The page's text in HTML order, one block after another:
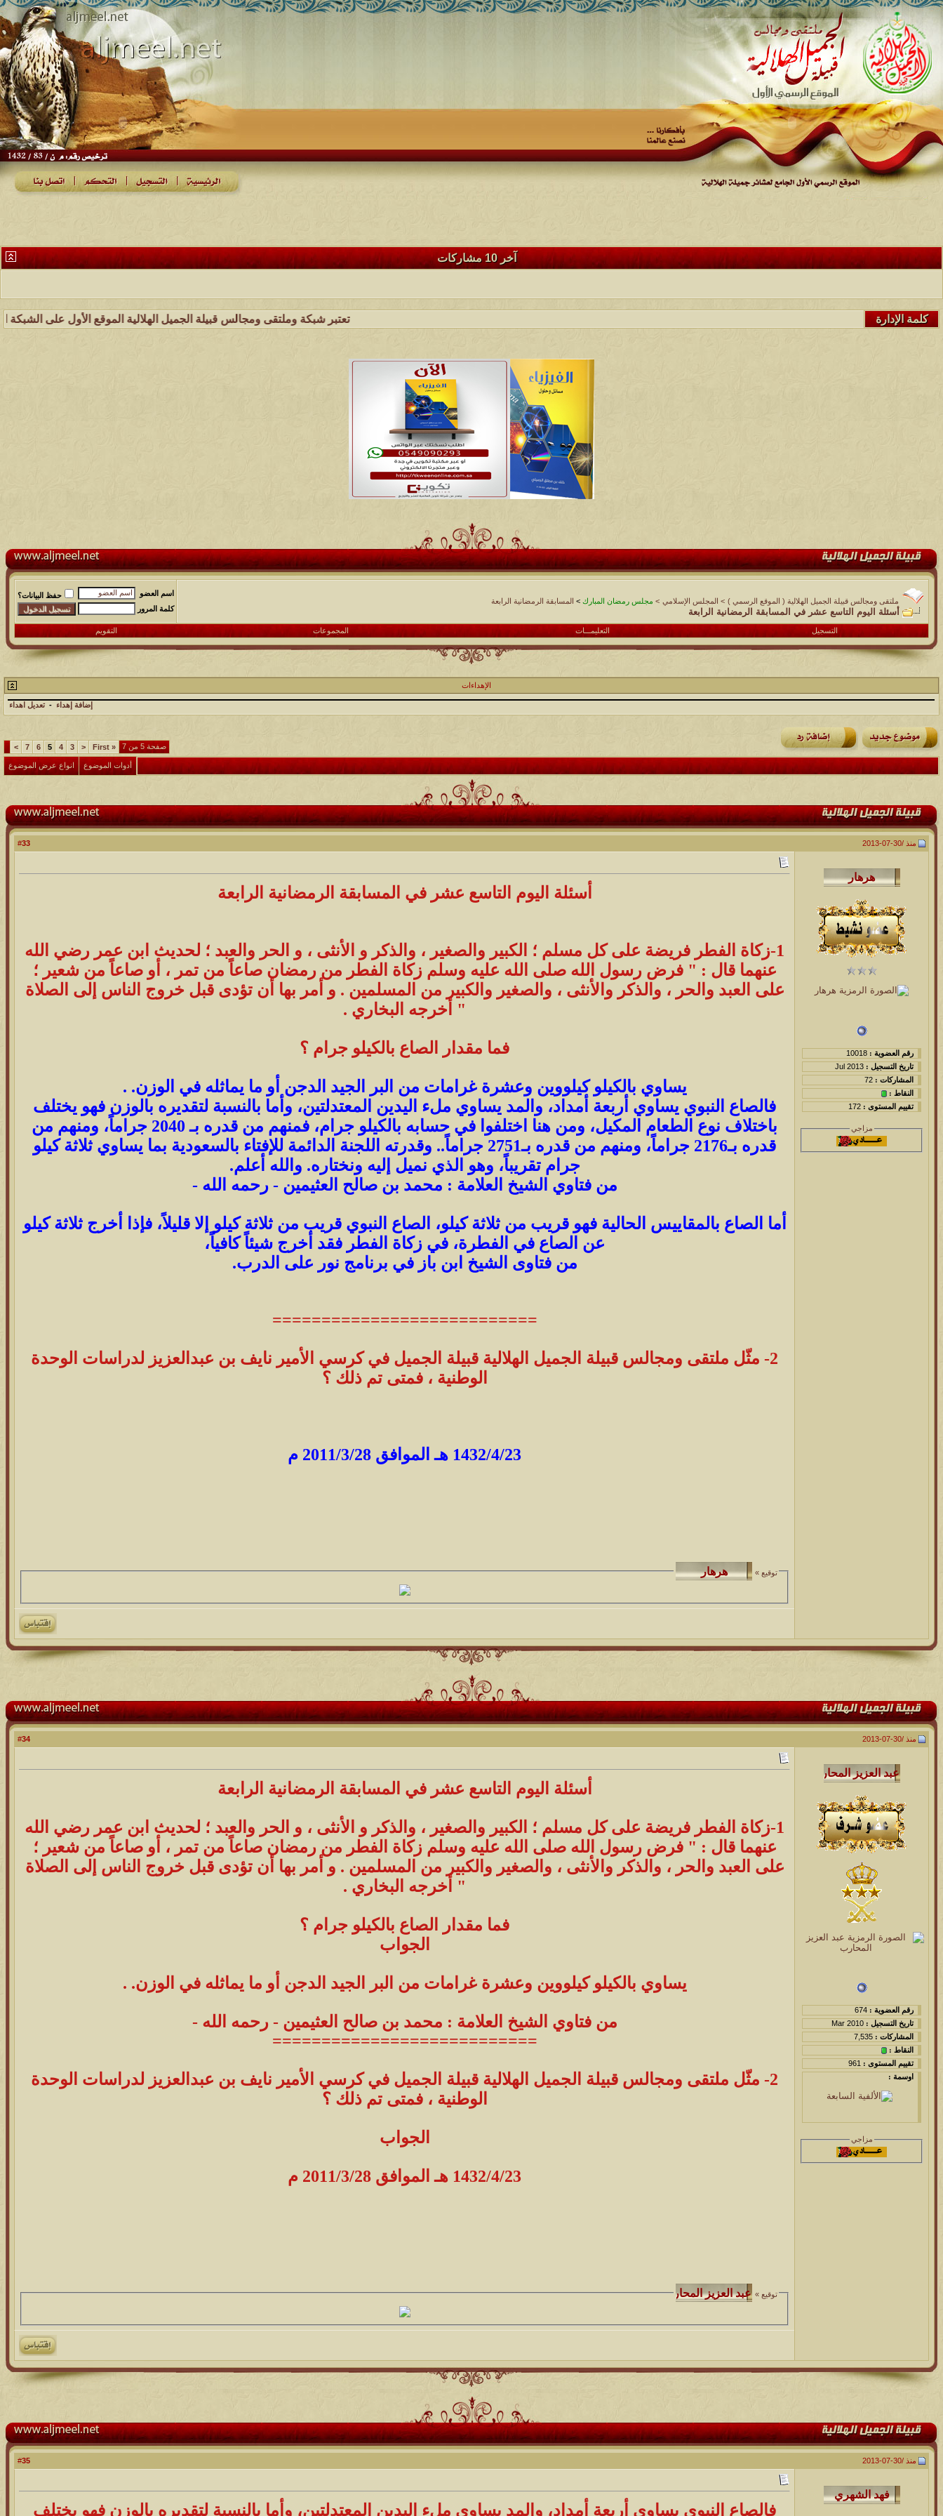
آخر 10 مشاركات
تعتبر شبكة وملتقى ومجالس قبيلة الجميل الهلالية الموقع الأول على الشبكة العنكبوتية كلمة الإدارة
ملتقى ومجالس قبيلة الجميل الهلالية ( الموقع الرسمي ) > المجلس الإسلامي > مجلس رمضان المبارك > المسابقة الرمضانية الرابعة
أسئلة اليوم التاسع عشر في المسابقة الرمضانية الرابعة
اسم العضو
حفظ البيانات؟
كلمة المرور
التسجيل التعليمـــات المجموعات التقويم
الإهداءات
إضافة إهداء - تعديل اهداء
صفحة 5 من 7 «
<
3
4
5
6
7
>
أدوات الموضوع انواع عرض الموضوع
منذ /30-07-2013
33
رقم العضوية : 10018
تاريخ التسجيل : Jul 2013
المشاركات : 72
النقاط :
تقييم المستوى : 172
مزاجي
أسئلة اليوم التاسع عشر في المسابقة الرمضانية الرابعة
1-زكاة الفطر فريضة على كل مسلم ؛ الكبير والصغير ، والذكر و الأنثى ، و الحر والعبد ؛ لحديث ابن عمر رضي الله
عنهما قال : " فرض رسول الله صلى الله عليه وسلم زكاة الفطر من رمضان صاعاً من تمر ، أو صاعاً من شعير ؛
على العبد والحر ، والذكر والأنثى ، والصغير والكبير من المسلمين . و أمر بها أن تؤدى قبل خروج الناس إلى الصلاة
" أخرجه البخاري .
فما مقدار الصاع بالكيلو جرام ؟
يساوي بالكيلو كيلووين وعشرة غرامات من البر الجيد الدجن أو ما يماثله في الوزن. .
فالصاع النبوي يساوي أربعة أمداد، والمد يساوي ملء اليدين المعتدلتين، وأما بالنسبة لتقديره بالوزن فهو يختلف
باختلاف نوع الطعام المكيل، ومن هنا اختلفوا في حسابه بالكيلو جرام، فمنهم من قدره بـ 2040 جراماً، ومنهم من
قدره بـ2176 جراماً، ومنهم من قدره بـ2751 جراماً.. وقدرته اللجنة الدائمة للإفتاء بالسعودية بما يساوي ثلاثة كيلو
جرام تقريباً، وهو الذي نميل إليه ونختاره. والله أعلم.
من فتاوي الشيخ العلامة : محمد بن صالح العثيمين - رحمه الله -
أما الصاع بالمقاييس الحالية فهو قريب من ثلاثة كيلو، الصاع النبوي قريب من ثلاثة كيلو إلا قليلاً، فإذا أخرج ثلاثة كيلو
عن الصاع في الفطرة، في زكاة الفطر فقد أخرج شيئاً كافياً،
من فتاوى الشيخ ابن باز في برنامج نور على الدرب.
===========================
2- مثّل ملتقى ومجالس قبيلة الجميل الهلالية قبيلة الجميل في كرسي الأمير نايف بن عبدالعزيز لدراسات الوحدة
الوطنية ، فمتى تم ذلك ؟
1432/4/23 هـ الموافق 2011/3/28 م
توقيع »
منذ /30-07-2013
34
رقم العضوية : 674
تاريخ التسجيل : Mar 2010
المشاركات : 7,535
النقاط :
تقييم المستوى : 961
اوسمة :
مزاجي
أسئلة اليوم التاسع عشر في المسابقة الرمضانية الرابعة
1-زكاة الفطر فريضة على كل مسلم ؛ الكبير والصغير ، والذكر و الأنثى ، و الحر والعبد ؛ لحديث ابن عمر رضي الله
عنهما قال : " فرض رسول الله صلى الله عليه وسلم زكاة الفطر من رمضان صاعاً من تمر ، أو صاعاً من شعير ؛
على العبد والحر ، والذكر والأنثى ، والصغير والكبير من المسلمين . و أمر بها أن تؤدى قبل خروج الناس إلى الصلاة
" أخرجه البخاري .
فما مقدار الصاع بالكيلو جرام ؟
الجواب
يساوي بالكيلو كيلووين وعشرة غرامات من البر الجيد الدجن أو ما يماثله في الوزن. .
من فتاوي الشيخ العلامة : محمد بن صالح العثيمين - رحمه الله -
===========================
2- مثّل ملتقى ومجالس قبيلة الجميل الهلالية قبيلة الجميل في كرسي الأمير نايف بن عبدالعزيز لدراسات الوحدة
الوطنية ، فمتى تم ذلك ؟
الجواب
1432/4/23 هـ الموافق 2011/3/28 م
توقيع »
منذ /30-07-2013
35
فالصاع النبوي يساوي أربعة أمداد، والمد يساوي ملء اليدين المعتدلتين، وأما بالنسبة لتقديره بالوزن فهو يختلف